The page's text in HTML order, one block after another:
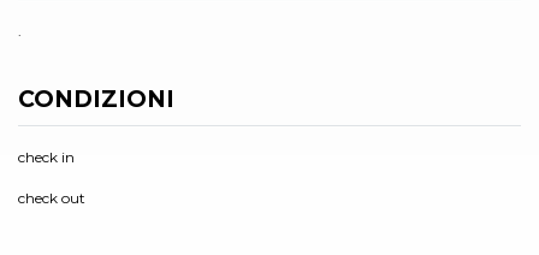
.
CONDIZIONI
check in
check out